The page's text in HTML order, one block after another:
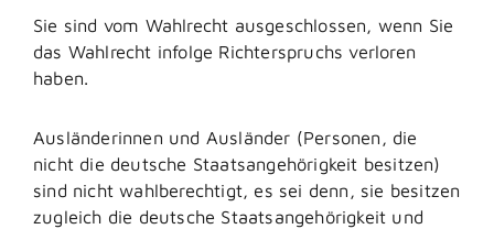
Sie sind vom Wahlrecht ausgeschlossen, wenn Sie
das Wahlrecht infolge Richterspruchs verloren
haben.
Ausländerinnen und Ausländer (Personen, die
nicht die deutsche Staatsangehörigkeit besitzen)
sind nicht wahlberechtigt, es sei denn, sie besitzen
zugleich die deutsche Staatsangehörigkeit und